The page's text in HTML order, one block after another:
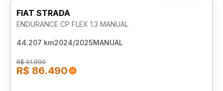
FIAT STRADA
ENDURANCE CP FLEX 1.3 MANUAL
44.207 km2024/2025MANUAL
R$ 91.990
R$ 86.490